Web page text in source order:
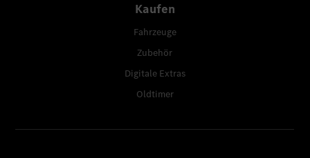
Kaufen
Fahrzeuge
Zubehör
Digitale Extras
Oldtimer